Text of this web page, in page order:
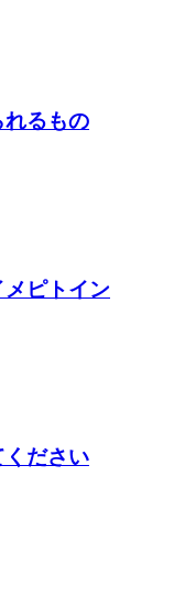
るもの
ピトイン
ださい